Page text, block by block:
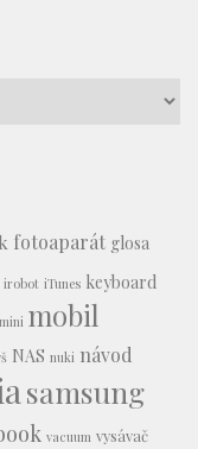
fotoaparát glosa
irobot iTunes keyboard
mobil
NAS nuki návod
samsung
vacuum vysávač